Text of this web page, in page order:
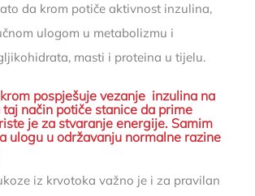
da krom potiče aktivnost inzulina,
ulogom u metabolizmu i
masti i proteina u tijelu.
pospješuje vezanje inzulina na
način potiče stanice da prime
je za stvaranje energije. Samim
ulogu u održavanju normalne razine
iz krvotoka važno je i za pravilan